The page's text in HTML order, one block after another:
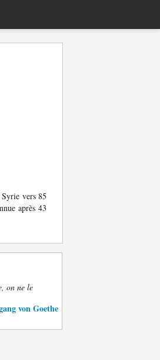
vers 85
après 43
on ne le
von Goethe